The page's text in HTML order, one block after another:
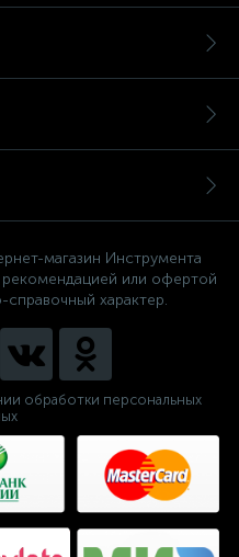
магазин Инструмента
или офертой
характер.
обработки персональных